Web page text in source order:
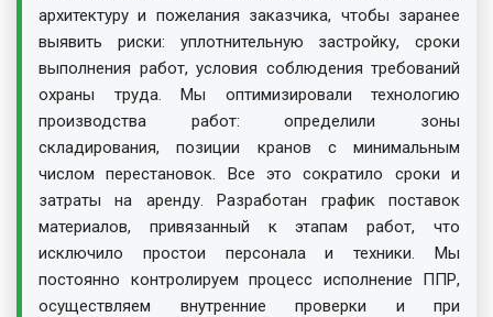
архитектуру и пожелания заказчика, чтобы заранее
выявить риски: уплотнительную застройку, сроки
выполнения работ, условия соблюдения требований
охраны труда. Мы оптимизировали технологию
производства работ: определили зоны
складирования, позиции кранов с минимальным
числом перестановок. Все это сократило сроки и
затраты на аренду. Разработан график поставок
материалов, привязанный к этапам работ, что
исключило простои персонала и техники. Мы
постоянно контролируем процесс исполнение ППР,
осуществляем внутренние проверки и при